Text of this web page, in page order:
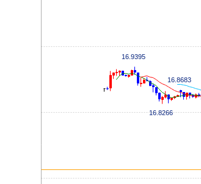
16.8683
16.9395
16.8266